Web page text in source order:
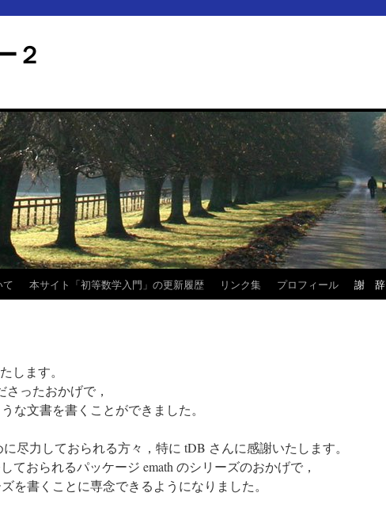
２
本サイト「初等数学入門」の更新履歴 リンク集 プロフィール 謝 辞
します。
さったおかげで，
な文書を書くことができました。
尽力しておられる方々，特に tDB さんに感謝いたします。
ておられるパッケージ emath のシリーズのおかげで，
を書くことに専念できるようになりました。